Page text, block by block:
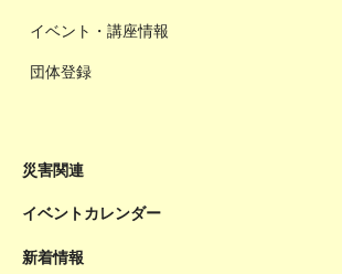
イベント・講座情報
団体登録
災害関連
イベントカレンダー
新着情報